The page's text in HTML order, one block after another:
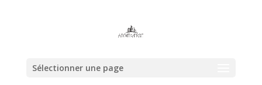
Sélectionner une page